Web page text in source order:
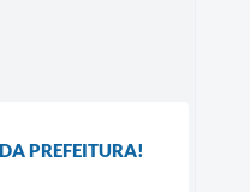
PREFEITURA!